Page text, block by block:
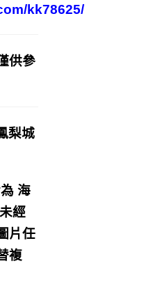
kk78625/
供參
梨城
海
經
片任
複